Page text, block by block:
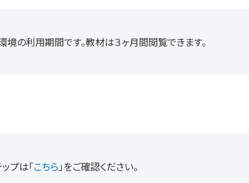
の利用期間です。教材は３ヶ月間閲覧できます。
プは「こちら 」をご確認ください。